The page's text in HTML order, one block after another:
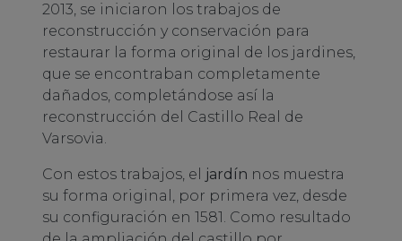
2013, se iniciaron los trabajos de
reconstrucción y conservación para
restaurar la forma original de los jardines,
que se encontraban completamente
dañados, completándose así la
reconstrucción del Castillo Real de
Varsovia.
Con estos trabajos, el jardín nos muestra
su forma original, por primera vez, desde
su configuración en 1581. Como resultado